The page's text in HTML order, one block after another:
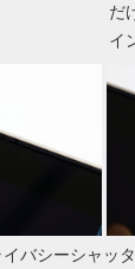
だ
イ
バシーシャッ